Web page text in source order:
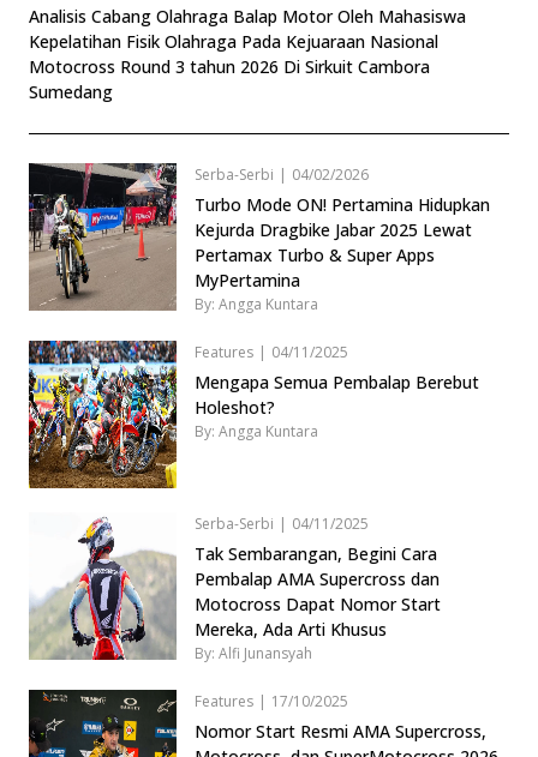
Analisis Cabang Olahraga Balap Motor Oleh Mahasiswa
Kepelatihan Fisik Olahraga Pada Kejuaraan Nasional
Motocross Round 3 tahun 2026 Di Sirkuit Cambora
Sumedang
Serba-Serbi | 04/02/2026
Turbo Mode ON! Pertamina Hidupkan
Kejurda Dragbike Jabar 2025 Lewat
Pertamax Turbo & Super Apps
MyPertamina
By: Angga Kuntara
Features | 04/11/2025
Mengapa Semua Pembalap Berebut
Holeshot?
By: Angga Kuntara
Serba-Serbi | 04/11/2025
Tak Sembarangan, Begini Cara
Pembalap AMA Supercross dan
Motocross Dapat Nomor Start
Mereka, Ada Arti Khusus
By: Alfi Junansyah
Features | 17/10/2025
Nomor Start Resmi AMA Supercross,